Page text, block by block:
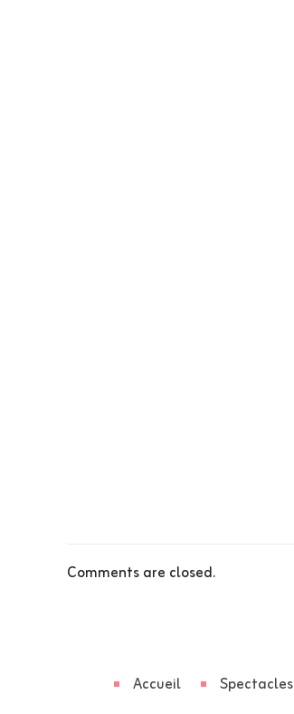
Comments are closed.
Accueil Spectacles